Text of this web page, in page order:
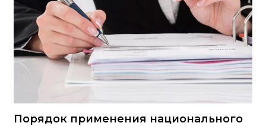
Порядок применения национального